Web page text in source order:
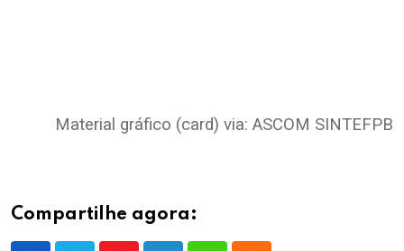
Material gráfico (card) via: ASCOM SINTEFPB
Compartilhe agora: